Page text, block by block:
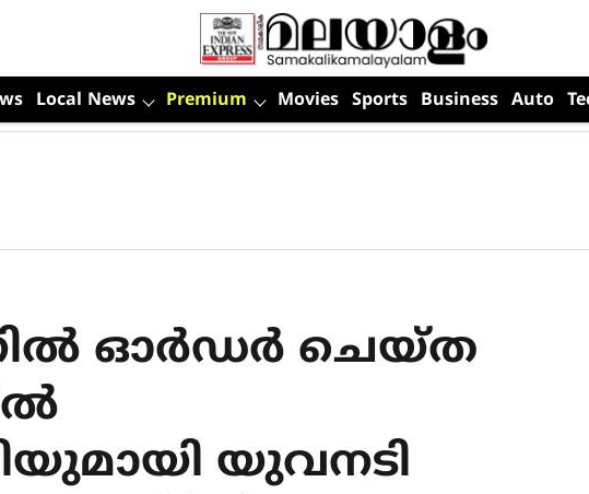
Local News Premium Movies Sports Business Auto
ഓര്‍ഡര്‍ ചെയ്ത
യുവനടി